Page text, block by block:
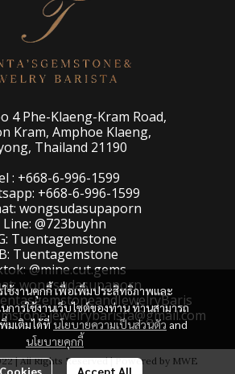
ใช้งานคุกกี้ เพื่อเพิ่มประสิทธิภาพและ
ารใช้งานเว็บไซต์ของท่าน ท่านสามารถ
มเติมได้ที่นโยบายความเป็นส่วนตัวand
นโยบายคุกกี้
Accept All
4 Phe-Klaeng-Kram Road,
Kram, Amphoe Klaeng,
Thailand 21190
: +668-6-996-1599
+668-6-996-1599
wongsudasupaporn
Line: @723buyhn
Tuentagemstone
Tuentagemstone
@mine.cut.gems
wongsudasupaporn
| All Rights Reserved | Powered by MWE